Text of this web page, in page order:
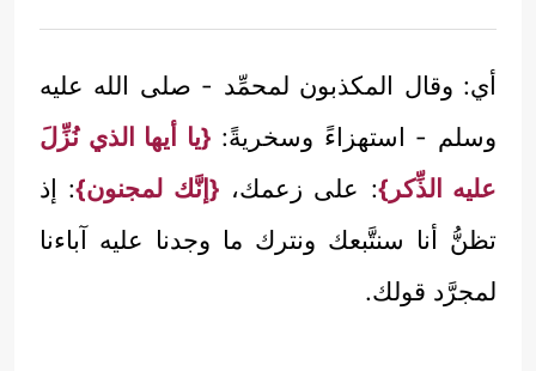
أي: وقال المكذبون لمحمِّد - صلى الله عليه
وسلم - استهزاءً وسخريةً: {يا أيها الذي نُزِّلَ
عليه الذِّكر}: على زعمك، {إنَّك لمجنون}: إذ
تظنُّ أنا سنتَّبعك ونترك ما وجدنا عليه آباءنا
لمجرَّد قولك.